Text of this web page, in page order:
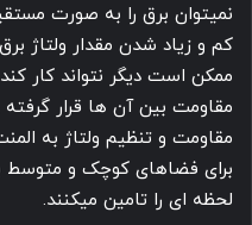
نمیتوان برق را به صورت
کم و زیاد شدن مقدار ولتاژ
ممکن است دیگر نتواند کار
مقاومت بین آن ها قرار
مقاومت و تنظیم ولتاژ به
برای فضاهای کوچک و متوسط
لحظه ای را تامین میکنند.